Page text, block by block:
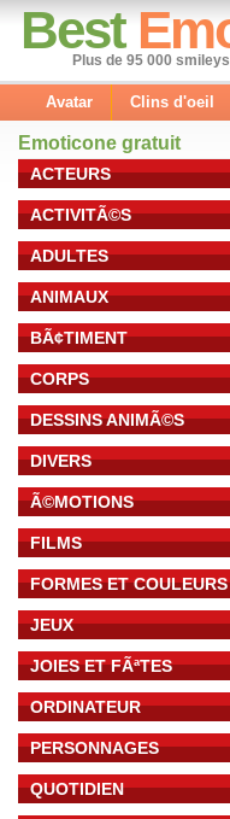
Best
Plus de 95 000
Avatar Clins d'oeil
Emoticone gratuit
ACTEURS
ACTIVITÃ©S
ADULTES
ANIMAUX
BÃ¢TIMENT
CORPS
DESSINS ANIMÃ©S
DIVERS
Ã©MOTIONS
FILMS
FORMES ET COULEURS
JEUX
JOIES ET FÃªTES
ORDINATEUR
PERSONNAGES
QUOTIDIEN